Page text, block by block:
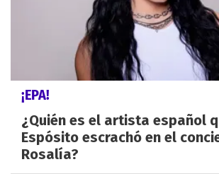
¡EPA!
¿Quién es el artista español
Espósito escrachó en el
Rosalía?